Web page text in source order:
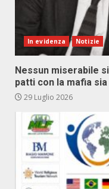
In evidenza Notizie
Nessun miserabile
patti con la mafia
29 Luglio 2026